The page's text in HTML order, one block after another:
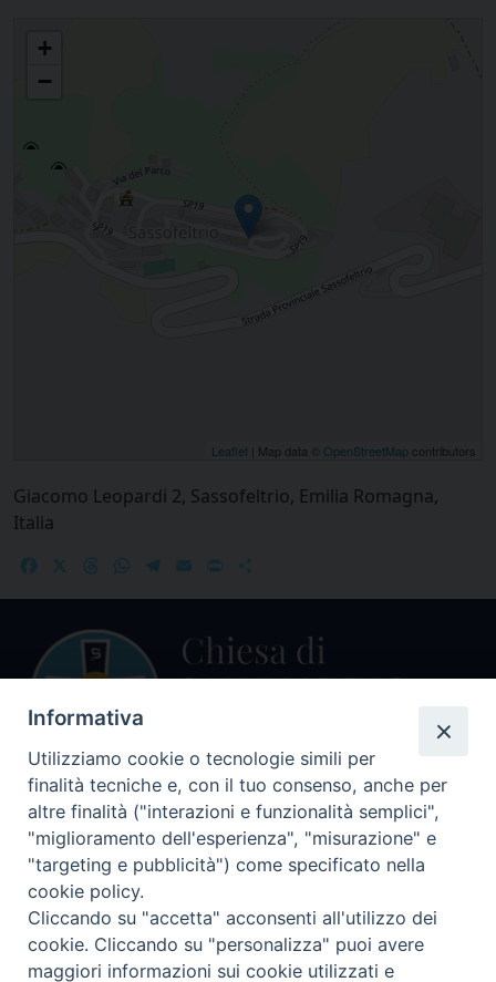
+
−
Leaflet | Map data © OpenStreetMap contributors
Giacomo Leopardi 2, Sassofeltrio, Emilia Romagna,
Italia
FacebookThreadsWhatsApp
Telegram
EmailPrint
Centralino Curia Vescovile
0541 913711
Indirizzo
47864 PENNABILLI (RN)
Seguici su
Informativa
Utilizziamo cookie o tecnologie simili per
finalità tecniche e, con il tuo consenso, anche per
altre finalità ("interazioni e funzionalità semplici",
"miglioramento dell'esperienza", "misurazione" e
"targeting e pubblicità") come specificato nella
cookie policy.
Cliccando su "accetta" acconsenti all'utilizzo dei
cookie. Cliccando su "personalizza" puoi avere
maggiori informazioni sui cookie utilizzati e